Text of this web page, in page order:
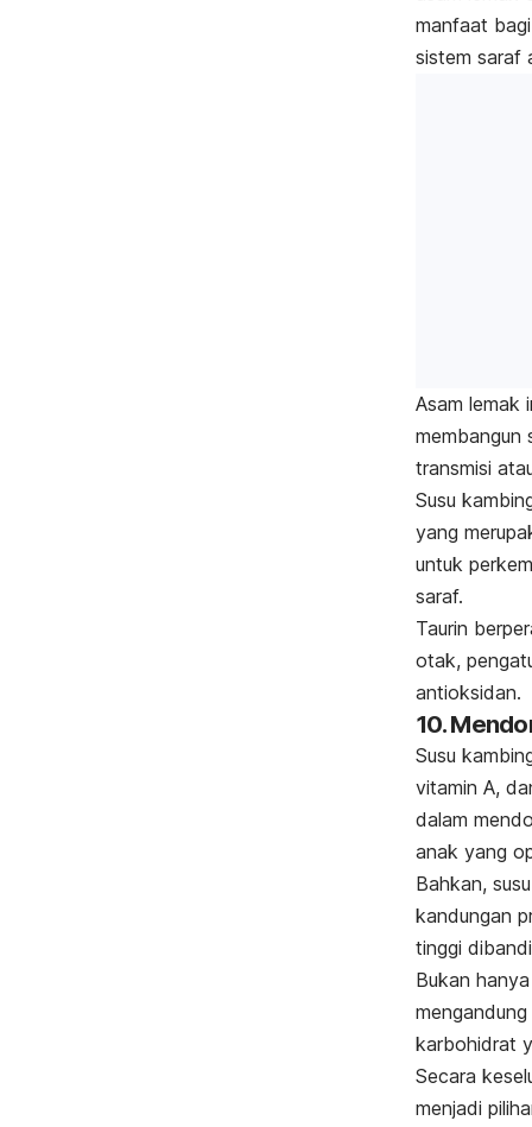
manfaat
sistem saraf
Asam lemak
membangun
transmisi
Susu
yang
untuk
saraf.
Taurin
otak,
antioksidan.
10.
Susu
vitamin A,
dalam
anak yang
Bahkan,
kandungan
tinggi
Bukan
karbohidrat
Secara
menjadi